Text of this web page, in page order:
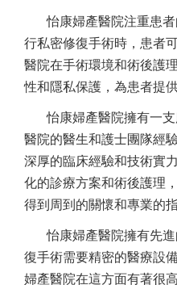
怡康婦產醫院注重患
行私密修復手術時，患者
醫院在手術環境和術後護
性和隱私保護，為患者提
怡康婦產醫院擁有一
醫院的醫生和護士團隊經
深厚的臨床經驗和技術實
化的診療方案和術後護理
得到周到的關懷和專業的指
怡康婦產醫院擁有先
復手術需要精密的醫療設
婦產醫院在這方面有著很